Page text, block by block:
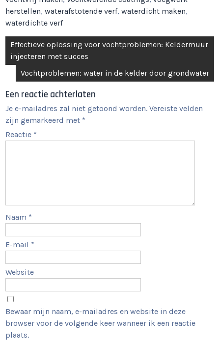
herstellen,waterafstotende verf,waterdicht maken,
waterdichte verf
Berichtnavigatie
Effectieve oplossing voor vochtproblemen: Keldermuur
injecteren met succes
Vochtproblemen: water in de kelder door grondwater
Een reactie achterlaten
Je e-mailadres zal niet getoond worden. Vereiste velden
zijn gemarkeerd met *
Reactie *
Naam *
E-mail *
Website
Bewaar mijn naam, e-mailadres en website in deze
browser voor de volgende keer wanneer ik een reactie
plaats.